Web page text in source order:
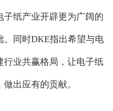
纸产业开辟更为广阔的
。同时DKE指出希望与电
行业共赢格局，让电子纸
出应有的贡献。